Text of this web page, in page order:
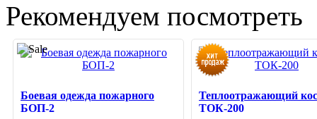
Рекомендуем посмотреть
Боевая одежда пожарного
БОП-2
Теплоотражающий
ТОК-200